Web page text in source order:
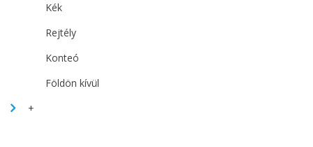
Kék
Rejtély
Konteó
Földön kívül
+